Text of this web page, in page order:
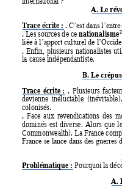
A. Le
Trace écrite : . C’est dans l’entre
. Les sources de ce nationalisme2
liée à l’apport culturel de
. Enfin, plusieurs nationalistes
la cause indépendantiste.
B. Le
Trace écrite : . Plusieurs
devienne inéluctable
colonisés.
. Face aux revendications des
dominés est diverse. Alors que
Commonwealth). La France
France se lance dans des guerres
Problématique : Pourquoi la
A.